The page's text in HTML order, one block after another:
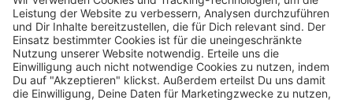
Mitglied im: